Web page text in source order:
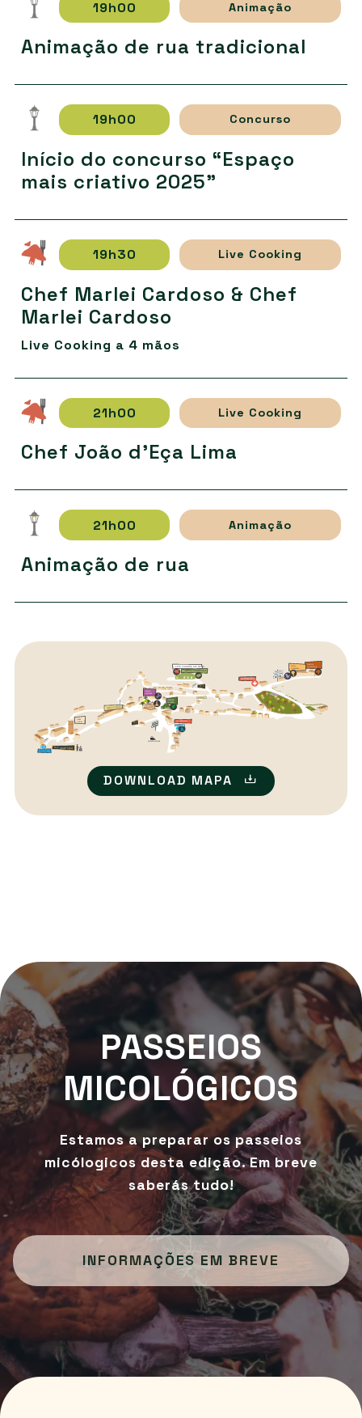
19h00 Animação
Animação de rua tradicional
19h00 Concurso
Início do concurso “Espaço
mais criativo 2025”
19h30 Live Cooking
Chef Marlei Cardoso & Chef
Marlei Cardoso
Live Cooking a 4 mãos
21h00 Live Cooking
Chef João d'Eça Lima
21h00 Animação
Animação de rua
DOWNLOAD MAPA
PASSEIOS
MICOLÓGICOS
Estamos a preparar os passeios
micólogicos desta edição. Em breve
saberás tudo!
INFORMAÇÕES EM BREVE